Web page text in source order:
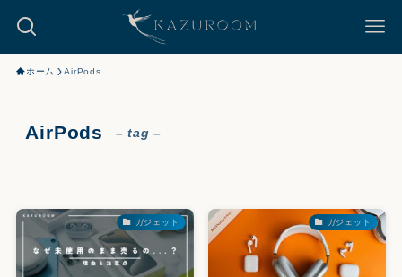
ホーム AirPods
AirPods – tag –
ガジェット ガジェット